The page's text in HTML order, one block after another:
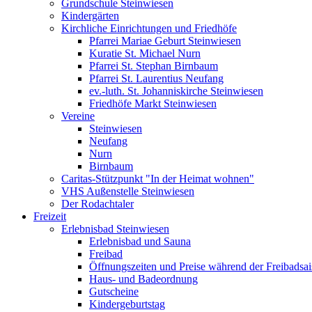
Grundschule Steinwiesen
Kindergärten
Kirchliche Einrichtungen und Friedhöfe
Pfarrei Mariae Geburt Steinwiesen
Kuratie St. Michael Nurn
Pfarrei St. Stephan Birnbaum
Pfarrei St. Laurentius Neufang
ev.-luth. St. Johanniskirche Steinwiesen
Friedhöfe Markt Steinwiesen
Vereine
Steinwiesen
Neufang
Nurn
Birnbaum
Caritas-Stützpunkt "In der Heimat wohnen"
VHS Außenstelle Steinwiesen
Der Rodachtaler
Freizeit
Erlebnisbad Steinwiesen
Erlebnisbad und Sauna
Freibad
Öffnungszeiten und Preise während der
Haus- und Badeordnung
Gutscheine
Kindergeburtstag